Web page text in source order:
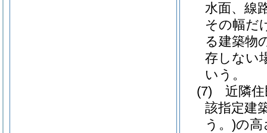
水面、線
その幅だ
る建築物
存しない
いう。
(7)
近隣
該指定建
う。)の高